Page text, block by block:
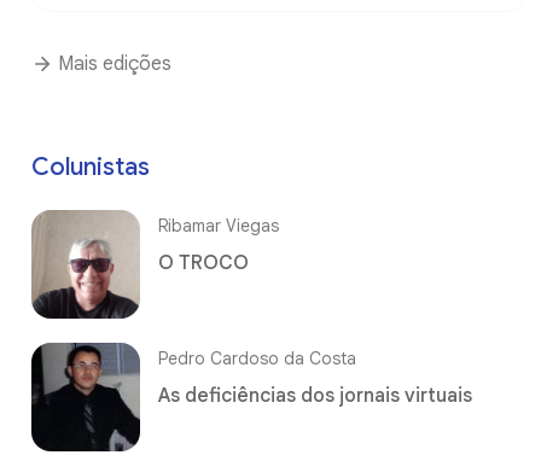
Mais edições
Colunistas
Ribamar Viegas
O TROCO
Pedro Cardoso da Costa
As deficiências dos jornais virtuais